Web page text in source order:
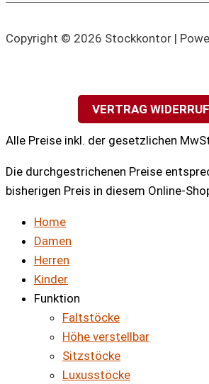
Copyright © 2026 Stockkontor |
VERTRAG
Alle Preise inkl. der gesetzlichen
Die durchgestrichenen Preise
bisherigen Preis in diesem Online-
Home
Damen
Herren
Kinder
Funktion
Faltstöcke
Höhe verstellbar
Sitzstöcke
Luxusstöcke